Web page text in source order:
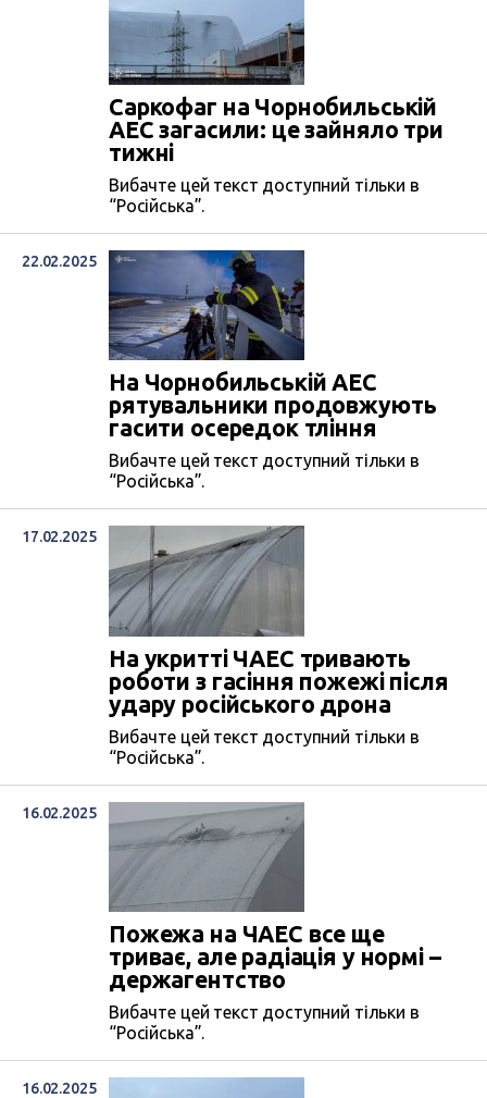
Саркофаг на Чорнобильській
АЕС загасили: це зайняло три
тижні
Вибачте цей текст доступний тільки в
“Російська”.
22.02.2025
На Чорнобильській АЕС
рятувальники продовжують
гасити осередок тління
Вибачте цей текст доступний тільки в
“Російська”.
17.02.2025
На укритті ЧАЕС тривають
роботи з гасіння пожежі після
удару російського дрона
Вибачте цей текст доступний тільки в
“Російська”.
16.02.2025
Пожежа на ЧАЕС все ще
триває, але радіація у нормі –
держагентство
Вибачте цей текст доступний тільки в
“Російська”.
16.02.2025